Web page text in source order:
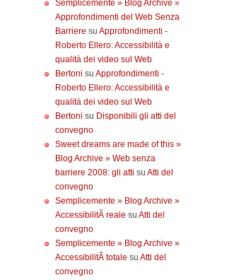
Semplicemente » Blog Archive »
Approfondimenti del Web Senza
Barriere su Approfondimenti -
Roberto Ellero: Accessibilità e
qualità dei video sul Web
Bertoni su Approfondimenti -
Roberto Ellero: Accessibilità e
qualità dei video sul Web
Bertoni su Disponibili gli atti del
convegno
Sweet dreams are made of this »
Blog Archive » Web senza
barriere 2008: gli atti su Atti del
convegno
Semplicemente » Blog Archive »
AccessibilitÃ reale su Atti del
convegno
Semplicemente » Blog Archive »
AccessibilitÃ totale su Atti del
convegno